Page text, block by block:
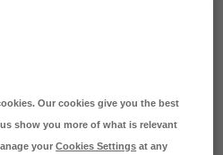
Our cookies give you the best
show you more of what is relevant
yourCookies Settings at any